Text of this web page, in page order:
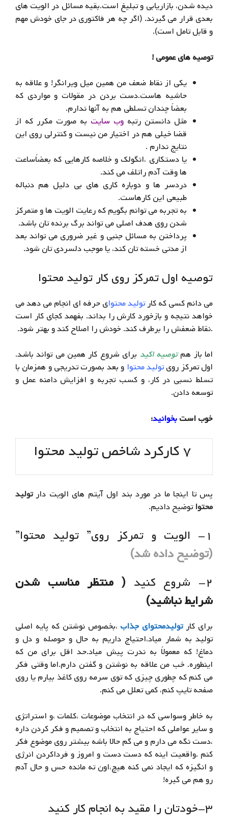
دیده شدن، بازاریابی و تبلیغ است.بقیه مسائل در الویت های
بعدی قرار می گیرند. (اگر چه هر فاکتوری در جای خودش مهم
و قابل تامل است).
توصیه های عمومی !
یکی از نقاط ضعف من همین میل ویرانگر! و علاقه به
حاشیه هاست.دست بردن در مقولات و مواردی که
بعضاً چندان تسلطی هم به آنها ندارم.
مثل دانستن رتبه وب سایت به صورت مکرر که از
قضا خیلی هم در اختیار من نیست و کنترلی روی این
نتایج ندارم .
یا دستکاری ،انگولک و خلاصه کارهایی که بعضاًساعت
ها وقت آدم راتلف می کند.
دردسر ها و دوباره کاری های بی دلیل هم دنباله
طبیعی این کارهاست.
به تجربه می توانم بگویم که رعایت الویت ها و متمرکز
شدن روی هدف اصلی می تواند برگ برنده تان باشد.
پرداختن به مسائل جنبی و غیر ضروری می تواند بعد
از مدتی خسته تان کند، یا موجب دلسردی تان شود.
توصیه اول تمرکز روی کار تولید محتوا
می دانم کسی که کارتولید محتوای حرفه ای انجام می دهد می
خواهد نتیجه و بازخورد کارش را بداند. بفهمد کجای کار است
.نقاط ضعفش را برطرف کند. خودش را اصلاح کند و بهتر شود.
اما باز همتوصیه اکید برای شروع کار همین می تواند باشد.
اول تمرکز رویتولید محتوا و بعد بصورت تدریجی و همزمان با
تسلط نسبی در کار، و کسب تجربه و افزایش دامنه عمل و
توسعه دادن.
خوب استبخوانید:
پس تا اینجا ما در مورد بند اول آیتم های الویت دارتولید
محتواتوضیح دادیم.
۱- الویت و تمرکز روی” تولید محتوا”
(توضیح داده شد)
۲- شروع کنید
( منتظر مناسب شدن
شرایط نباشید)
برای کارتولیدمحتوای جذاب ،بخصوص نوشتن که پایه اصلی
تولید به شمار میاد،احتیاج داریم به حال و حوصله و دل و
دماغ! که معمولاً به ندرت پیش میاد.حد اقل برای من که
اینطوره. خب من علاقه به نوشتن و گفتن دارم.اما وقتی فکر
می کنم که چطوری چیزی که توی سرمه روی کاغذ بیارم یا روی
صفحه تایپ کنم، کمی تعلل می کنم.
به خاطر وسواسی که در انتخاب موضوعات ،کلمات ،و استراتژی
و سایر عواملی که احتیاج به انتخاب و تصمیم و فکر کردن داره
،دست نگه می دارم و می گم حالا باشه بیشتر روی موضوع فکر
کنم .واقعیت اینه که دست دست و امروز و فرداکردن انرژی
و انگیزه که ایجاد نمی کنه هیچ،اون ته مانده حس و حال آدم
رو هم می گیره!
۳-خودتان را مقید به انجام کار کنید